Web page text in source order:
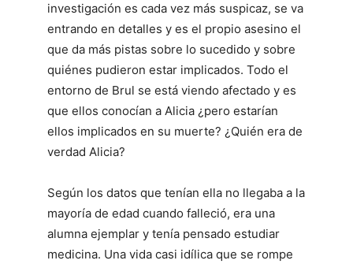
investigación es cada vez más suspicaz, se va
entrando en detalles y es el propio asesino el
que da más pistas sobre lo sucedido y sobre
quiénes pudieron estar implicados. Todo el
entorno de Brul se está viendo afectado y es
que ellos conocían a Alicia ¿pero estarían
ellos implicados en su muerte? ¿Quién era de
verdad Alicia?
Según los datos que tenían ella no llegaba a la
mayoría de edad cuando falleció, era una
alumna ejemplar y tenía pensado estudiar
medicina. Una vida casi idílica que se rompe